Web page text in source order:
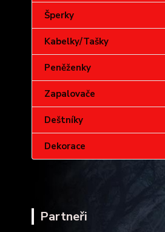
Šperky
Kabelky/Tašky
Peněženky
Zapalovače
Deštníky
Dekorace
Partneři